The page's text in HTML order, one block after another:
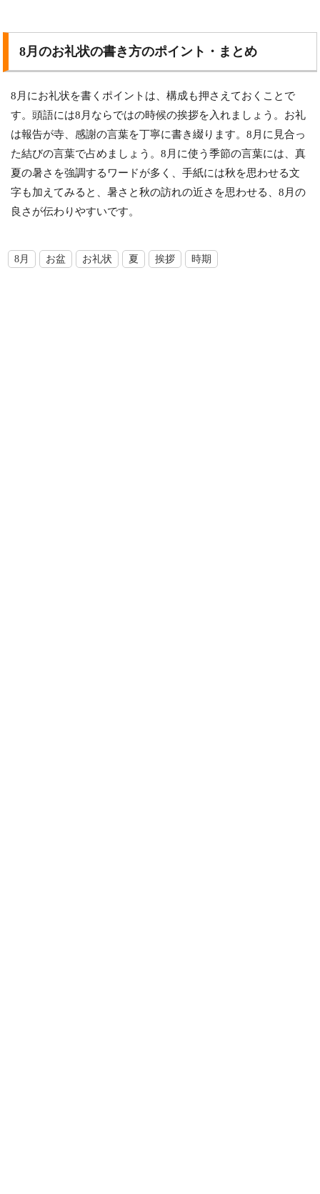
8月のお礼状の書き方のポイント・まとめ
8月にお礼状を書くポイントは、構成も押さえておくことで
す。頭語には8月ならではの時候の挨拶を入れましょう。お礼
は報告が寺、感謝の言葉を丁寧に書き綴ります。8月に見合っ
た結びの言葉で占めましょう。8月に使う季節の言葉には、真
夏の暑さを強調するワードが多く、手紙には秋を思わせる文
字も加えてみると、暑さと秋の訪れの近さを思わせる、8月の
良さが伝わりやすいです。
8月 お盆 お礼状 夏 挨拶 時期